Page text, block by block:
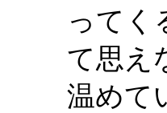
ってく
て思え
温めて